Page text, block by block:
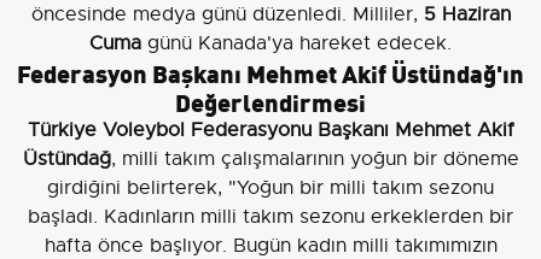
öncesinde medya günü düzenledi. Milliler, 5 Haziran
Cuma günü Kanada'ya hareket edecek.
Federasyon Başkanı Mehmet Akif Üstündağ'ın
Değerlendirmesi
Türkiye Voleybol Federasyonu Başkanı Mehmet Akif
Üstündağ, milli takım çalışmalarının yoğun bir döneme
girdiğini belirterek, "Yoğun bir milli takım sezonu
başladı. Kadınların milli takım sezonu erkeklerden bir
hafta önce başlıyor. Bugün kadın milli takımımızın